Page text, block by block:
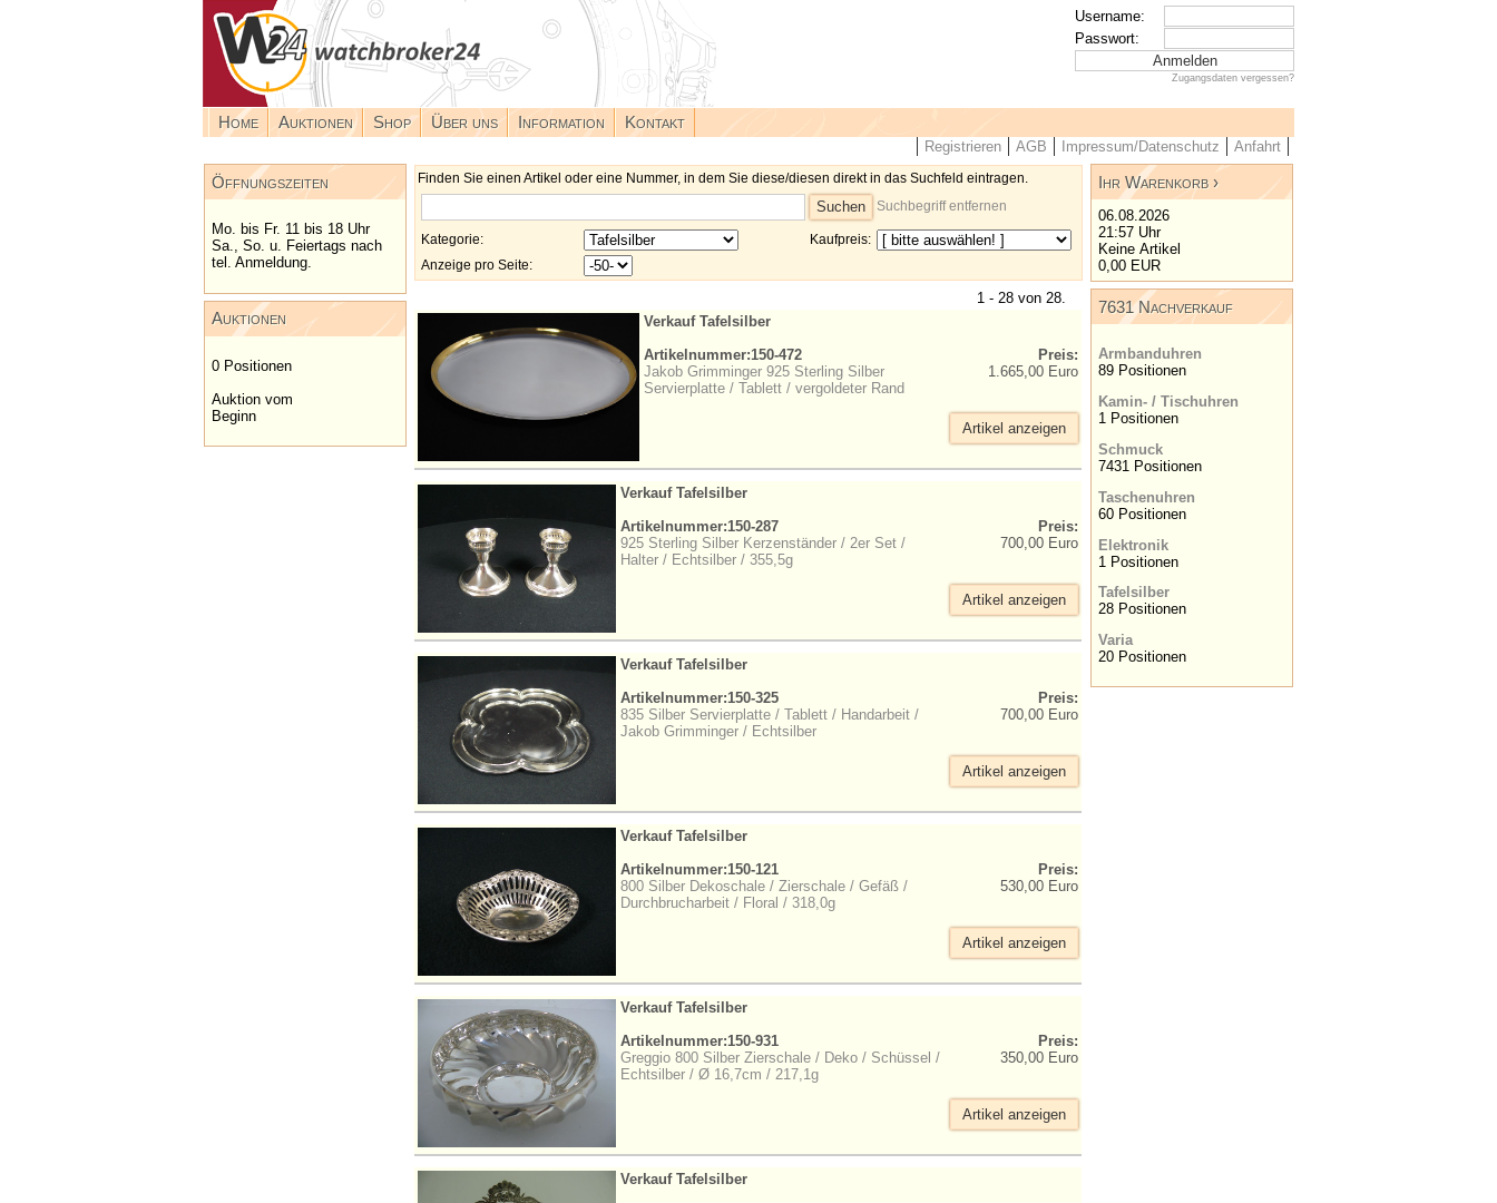
Username:
Passwort:
Zugangsdaten vergessen?
Home Auktionen Shop Über uns Information Kontakt
Registrieren AGB Impressum/Datenschutz Anfahrt
Öffnungszeiten
Mo. bis Fr. 11 bis 18 Uhr
Sa., So. u. Feiertags nach
tel. Anmeldung.
Auktionen
0 Positionen
Auktion vom
Beginn
Finden Sie einen Artikel oder eine Nummer, in dem Sie diese/diesen direkt in das Suchfeld eintragen.
Suchbegriff entfernen
Kategorie:
Kaufpreis:
Anzeige pro Seite:
1 - 28 von 28.
Verkauf Tafelsilber
Artikelnummer:150-472
Jakob Grimminger 925 Sterling Silber
Servierplatte / Tablett / vergoldeter Rand
Preis:
1.665,00 Euro
Artikel anzeigen
Verkauf Tafelsilber
Artikelnummer:150-287
925 Sterling Silber Kerzenständer / 2er Set /
Halter / Echtsilber / 355,5g
Preis:
700,00 Euro
Artikel anzeigen
Verkauf Tafelsilber
Artikelnummer:150-325
835 Silber Servierplatte / Tablett / Handarbeit /
Jakob Grimminger / Echtsilber
Preis:
700,00 Euro
Artikel anzeigen
Verkauf Tafelsilber
Artikelnummer:150-121
800 Silber Dekoschale / Zierschale / Gefäß /
Durchbrucharbeit / Floral / 318,0g
Preis:
530,00 Euro
Artikel anzeigen
Verkauf Tafelsilber
Artikelnummer:150-931
Greggio 800 Silber Zierschale / Deko / Schüssel /
Echtsilber / Ø 16,7cm / 217,1g
Preis:
350,00 Euro
Artikel anzeigen
Verkauf Tafelsilber
Ihr Warenkorb
06.08.2026
21:57 Uhr
Keine Artikel
0,00 EUR
7631 Nachverkauf
Armbanduhren
89 Positionen
Kamin- / Tischuhren
1 Positionen
Schmuck
7431 Positionen
Taschenuhren
60 Positionen
Elektronik
1 Positionen
Tafelsilber
28 Positionen
Varia
20 Positionen